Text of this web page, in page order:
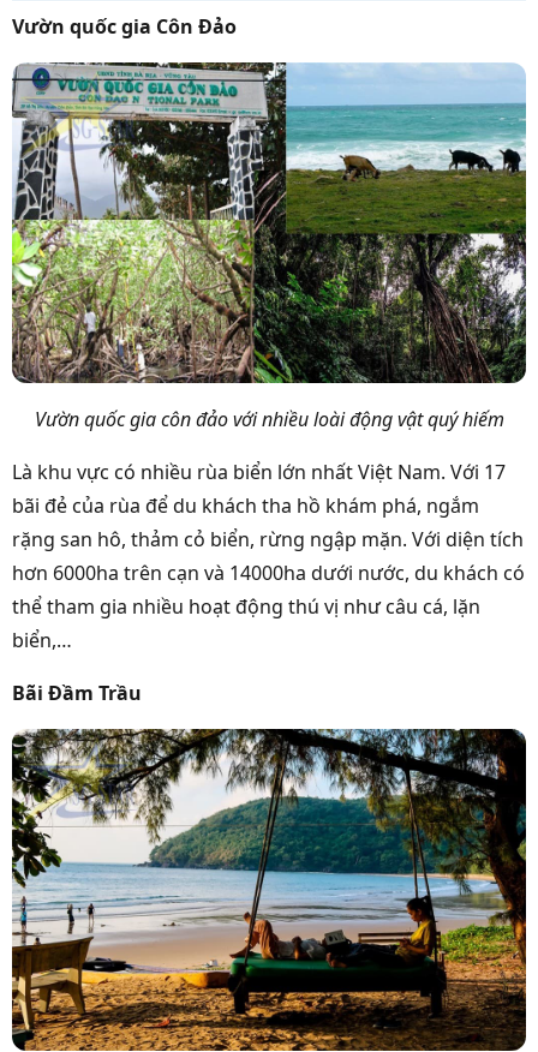
Vườn quốc gia Côn Đảo
Vườn quốc gia côn đảo với nhiều loài động vật quý hiếm
Là khu vực có nhiều rùa biển lớn nhất Việt Nam. Với 17
bãi đẻ của rùa để du khách tha hồ khám phá, ngắm
rặng san hô, thảm cỏ biển, rừng ngập mặn. Với diện tích
hơn 6000ha trên cạn và 14000ha dưới nước, du khách có
thể tham gia nhiều hoạt động thú vị như câu cá, lặn
biển,…
Bãi Đầm Trầu